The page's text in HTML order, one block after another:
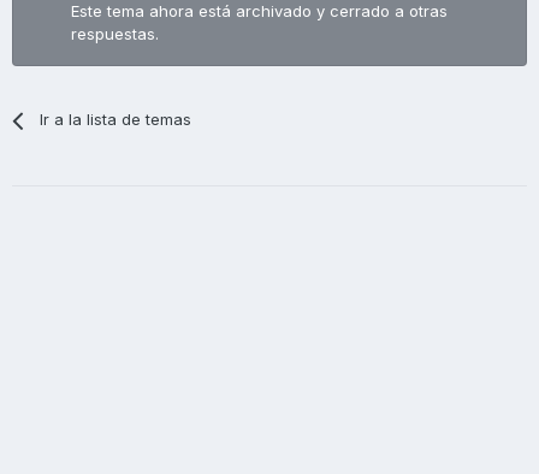
Este tema ahora está archivado y cerrado a otras
respuestas.
Ir a la lista de temas